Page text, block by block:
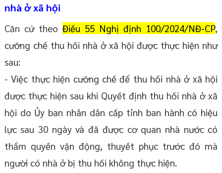
nhà ở xã hội
Căn cứ theo Điều 55 Nghị định 100/2024/NĐ-CP,
cưỡng chế thu hồi nhà ở xã hội được thực hiện như
sau:
- Việc thực hiện cưỡng chế để thu hồi nhà ở xã hội
được thực hiện sau khi Quyết định thu hồi nhà ở xã
hội do Ủy ban nhân dân cấp tỉnh ban hành có hiệu
lực sau 30 ngày và đã được cơ quan nhà nước có
thẩm quyền vận động, thuyết phục trước đó mà
người có nhà ở bị thu hồi không thực hiện.